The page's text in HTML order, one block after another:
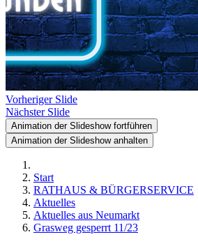
Vorheriger Slide
Nächster Slide
Animation der Slideshow fortführen
Animation der Slideshow anhalten
Start
RATHAUS & BÜRGERSERVICE
Aktuelles
Aktuelles aus Neumarkt
Grasweg gesperrt 11/23